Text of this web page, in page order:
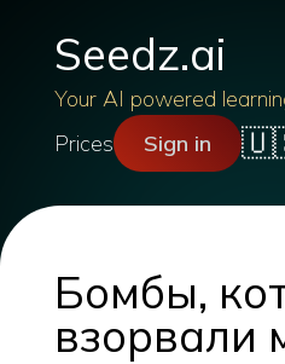
Seedz.ai
Your AI powered
Prices
Sign in
Бомбы,
взорвали